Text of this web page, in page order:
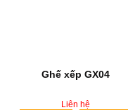
Ghế xếp GX04
Liên hệ